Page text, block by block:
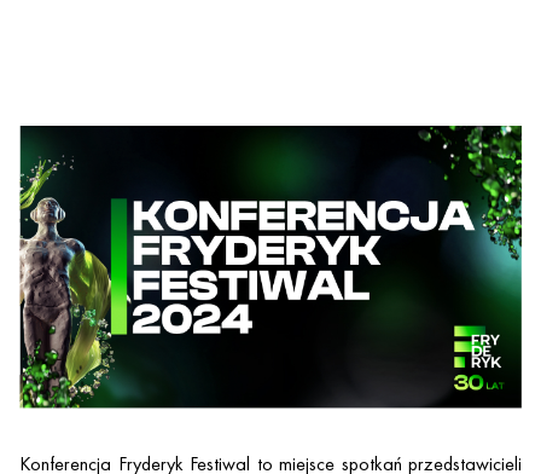
Konferencja Fryderyk Festiwal to miejsce spotkań przedstawicieli